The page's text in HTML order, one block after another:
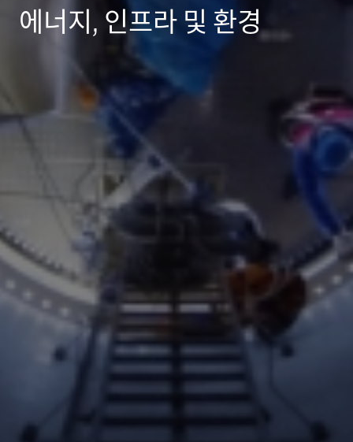
에너지, 인프라 및 환경